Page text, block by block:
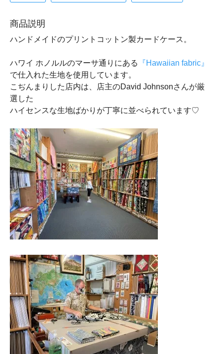
商品説明
ハンドメイドのプリントコットン製カードケース。
ハワイ ホノルルのマーサ通りにある
『Hawaiian fabric』
で仕入れた生地を使用しています。
こぢんまりした店内は、店主のDavid Johnsonさんが厳
選した
ハイセンスな生地ばかりが丁寧に並べられています♡